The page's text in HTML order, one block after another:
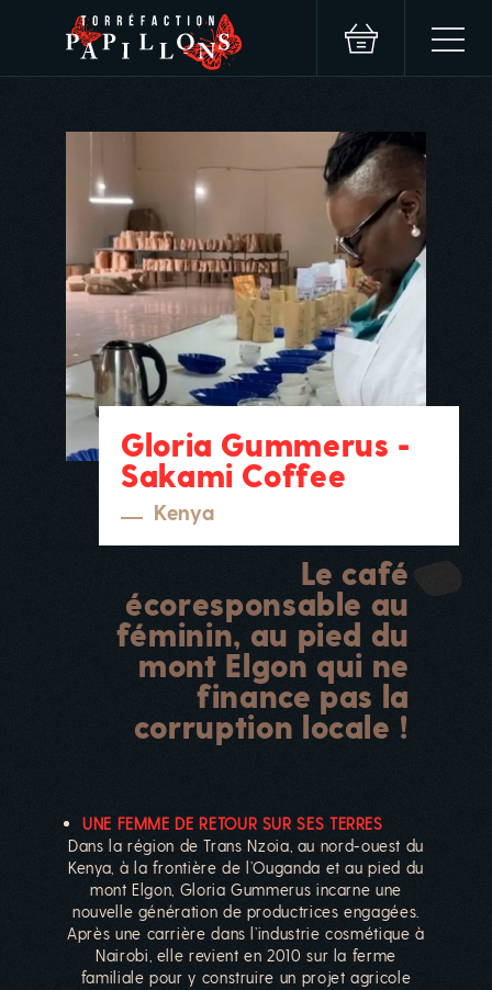
Gloria Gummerus -
Sakami Coffee
Kenya
Le café
écoresponsable au
féminin, au pied du
mont Elgon qui ne
finance pas la
corruption locale !
UNE FEMME DE RETOUR SUR SES TERRES
Dans la région de Trans Nzoia, au nord-ouest du
Kenya, à la frontière de l’Ouganda et au pied du
mont Elgon, Gloria Gummerus incarne une
nouvelle génération de productrices engagées.
Après une carrière dans l’industrie cosmétique à
Nairobi, elle revient en 2010 sur la ferme
familiale pour y construire un projet agricole